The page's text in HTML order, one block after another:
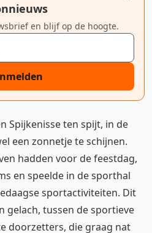
en blijf op de hoogte.
Spijkenisse ten spijt, in de
een zonnetje te schijnen.
hadden voor de feestdag,
en speelde in de sporthal
sportactiviteiten. Dit
gelach, tussen de sportieve
doorzetters, die graag nat